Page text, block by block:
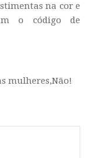
na cor e
o código de